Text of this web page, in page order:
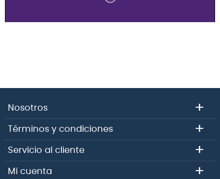
Nosotros +
Términos y condiciones +
Servicio al cliente +
Mi cuenta +